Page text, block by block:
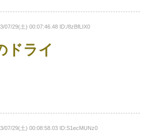
07/29(土) 00:07:46.48 ID:/8zBfLIX0
ドライ
07/29(土) 00:08:58.03 ID:S1ecMUNz0